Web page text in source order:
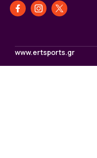
www.ertsports.gr